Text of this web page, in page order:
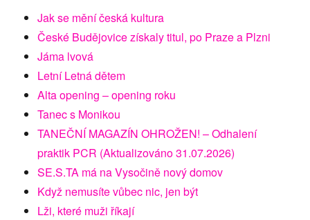
Jak se mění česká kultura
České Budějovice získaly titul, po Praze a Plzni
Jáma lvová
Letní Letná dětem
Alta opening – opening roku
Tanec s Monikou
TANEČNÍ MAGAZÍN OHROŽEN! – Odhalení
praktik PCR (Aktualizováno 31.07.2026)
SE.S.TA má na Vysočině nový domov
Když nemusíte vůbec nic, jen být
Lži, které muži říkají